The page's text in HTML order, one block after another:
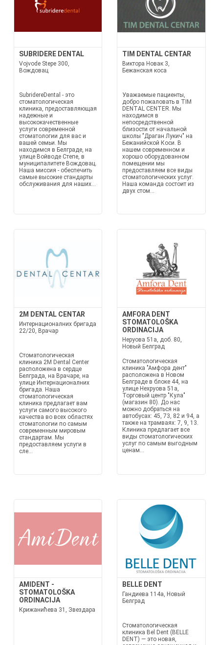
SUBRIDERE DENTAL
Vojvode Stepe 300,
Вождовац
SubridereDental - это
стоматологическая
клиника, предоставляющая
надежные и
высококачественные
услуги современной
стоматологии для вас и
вашей семьи. Мы
находимся в Белграде, на
улице Войводе Степе, в
муниципалитете Вождовац.
Наша миссия - обеспечить
самые высокие стандарты
обслуживания для наших...
TIM DENTAL CENTAR
Виктора Новак 3,
Бежанская коса
Уважаемые пациенты,
добро пожаловать в TIM
DENTAL CENTER. Мы
находимся в
непосредственной
близости от начальной
школы "Драган Лукич" на
Бежанийской Коси. В
нашем современном и
хорошо оборудованном
помещении мы
предоставляем все виды
стоматологических услуг.
Наша команда состоит из
двух стом...
2M DENTAL CENTAR
Интернационалних бригада
22/20, Врачар
Стоматологическая
клиника 2M Dental Center
расположена в сердце
Белграда, на Врачаре, на
улице Интернационалних
бригада. Наша
стоматологическая
клиника предлагает вам
услуги самого высокого
качества во всех областях
стоматологии по самым
современным мировым
стандартам. Мы
предоставляем услуги в
сле...
AMFORA DENT
STOMATOLOŠKA
ORDINACIJA
Неруова 51а, доб. 80,
Новый Белград
Стоматологическая
клиника "Амфора дент"
расположена в Новом
Белграде в блоке 44, на
улице Нехруова 51а,
Торговый центр "Кула"
(магазин 80). До нас
можно добраться на
автобусах: 45, 73, 82 и 94, а
также на трамваях: 7, 9, 13.
Клиника предлагает все
виды стоматологических
услуг по самым выгодным
ценам...
AMIDENT -
STOMATOLOŠKA
ORDINACIJA
Крижанићева 31, Звездара
BELLE DENT
Гандиева 114a, Новый
Белград
Стоматологическая
клиника Bel Dent (BELLE
DENT) — это новая,